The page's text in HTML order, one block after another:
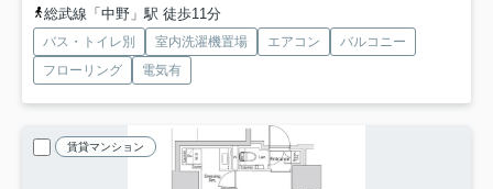
総武線「中野」駅 徒歩11分
バス・トイレ別 室内洗濯機置場 エアコン
バルコニー
フローリング
電気有
賃貸マンション